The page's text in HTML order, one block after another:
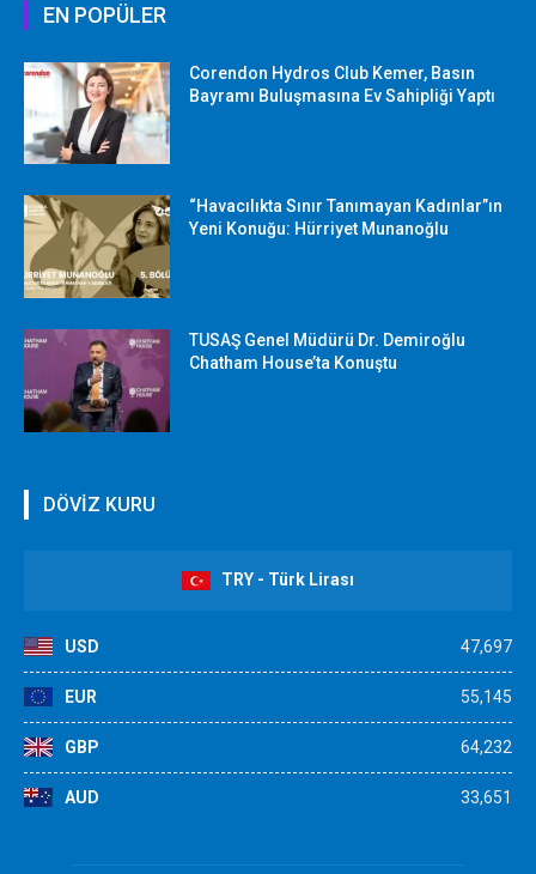
EN POPÜLER
Corendon Hydros Club Kemer, Basın
Bayramı Buluşmasına Ev Sahipliği Yaptı
“Havacılıkta Sınır Tanımayan Kadınlar”ın
Yeni Konuğu: Hürriyet Munanoğlu
TUSAŞ Genel Müdürü Dr. Demiroğlu
Chatham House’ta Konuştu
DÖVİZ KURU
TRY - Türk Lirası
USD 47,697
EUR 55,145
GBP 64,232
AUD 33,651